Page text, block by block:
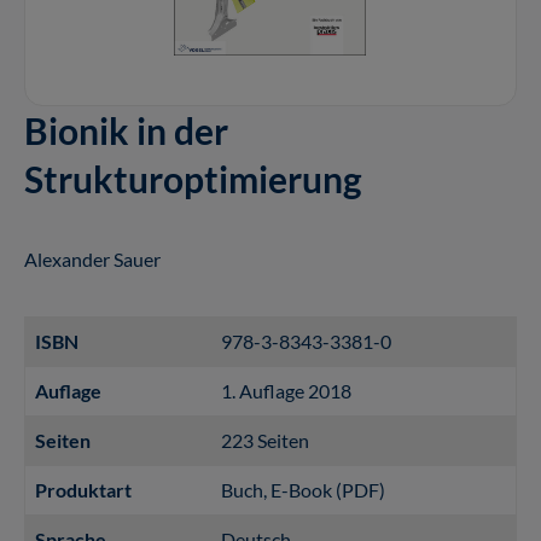
Bionik in der
Strukturoptimierung
Alexander Sauer
ISBN 978-3-8343-3381-0
Auflage 1. Auflage 2018
Seiten 223 Seiten
Produktart Buch , E-Book (PDF)